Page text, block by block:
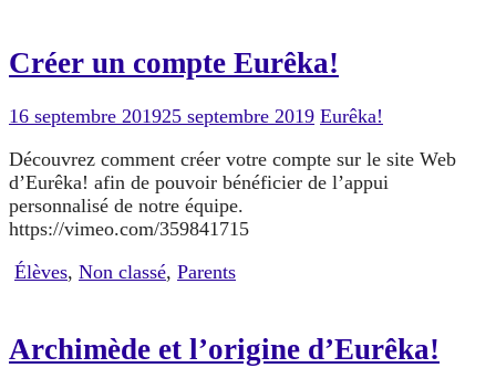
Créer un compte Eurêka!
16 septembre 201925 septembre 2019 Eurêka!
Découvrez comment créer votre compte sur le site Web
d’Eurêka! afin de pouvoir bénéficier de l’appui
personnalisé de notre équipe.
https://vimeo.com/359841715
Élèves, Non classé, Parents
Archimède et l’origine d’Eurêka!